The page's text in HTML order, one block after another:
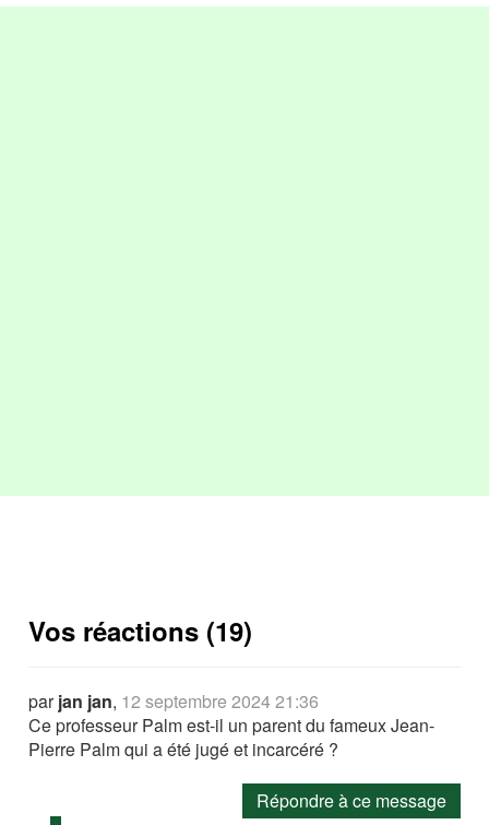
Vos réactions (19)
parjan jan, 12 septembre 2024 21:36
Ce professeur Palm est-il un parent du fameux Jean-
Pierre Palm qui a été jugé et incarcéré ?
Répondre à ce message